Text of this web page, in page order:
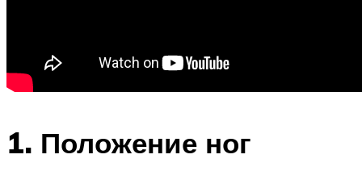
1. Положение ног